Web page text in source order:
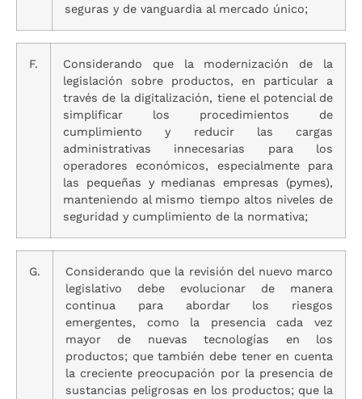
seguras y de vanguardia al mercado único;
F.
Considerando que la modernización de la
legislación sobre productos, en particular a
través de la digitalización, tiene el potencial de
simplificar los procedimientos de
cumplimiento y reducir las cargas
administrativas innecesarias para los
operadores económicos, especialmente para
las pequeñas y medianas empresas (pymes),
manteniendo al mismo tiempo altos niveles de
seguridad y cumplimiento de la normativa;
G.
Considerando que la revisión del nuevo marco
legislativo debe evolucionar de manera
continua para abordar los riesgos
emergentes, como la presencia cada vez
mayor de nuevas tecnologías en los
productos; que también debe tener en cuenta
la creciente preocupación por la presencia de
sustancias peligrosas en los productos; que la